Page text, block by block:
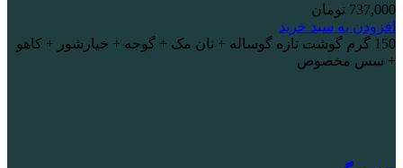
737,000 تومان
افزودن به سبد خرید
150 گرم گوشت تازه گوساله + نان مک + گوجه + خیارشور + کاهو
+ سس مخصوص